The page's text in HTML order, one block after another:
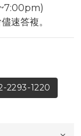
速答複。
2293-1220